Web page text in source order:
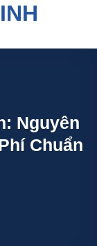
Nguyên
Chuẩn